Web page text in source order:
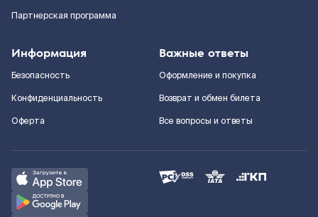
Партнерская программа
Информация
Безопасность
Конфиденциальность
Оферта
Важные ответы
Оформление и покупка
Возврат и обмен билета
Все вопросы и ответы